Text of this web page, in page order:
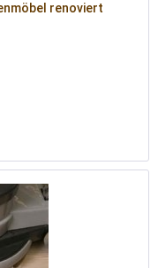
renoviert